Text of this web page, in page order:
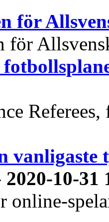
för
för
vanligaste
2020-10-31
online-